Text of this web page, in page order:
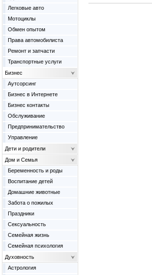
Легковые авто
Мотоциклы
Обмен опытом
Права автомобилиста
Ремонт и запчасти
Транспортные услуги
Бизнес
Аутсорсинг
Бизнес в Интернете
Бизнес контакты
Обслуживание
Предпринимательство
Управление
Дети и родители
Дом и Семья
Беременность и роды
Воспитание детей
Домашние животные
Забота о пожилых
Праздники
Сексуальность
Семейная жизнь
Семейная психология
Духовность
Астрология